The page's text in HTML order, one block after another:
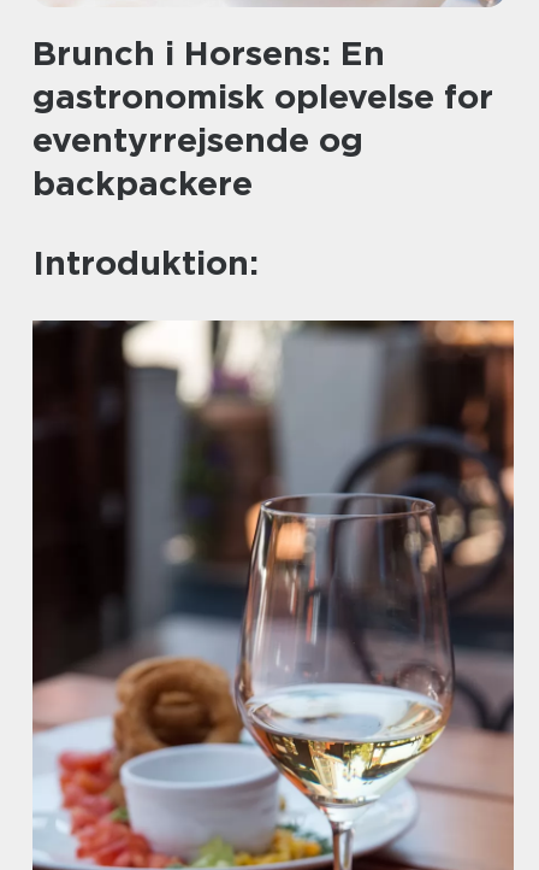
Brunch i Horsens: En
gastronomisk oplevelse for
eventyrrejsende og
backpackere
Introduktion: